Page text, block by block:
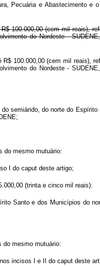
Pecuária e Abastecimento e
100.000,00 (cem mil reais),
do Nordeste -
100.000,00 (cem mil reais),
do Nordeste -
semiárido, do norte do
do mesmo mutuário:
I do caput deste artigo;
(trinta e cinco mil reais):
Santo e dos Municípios do
do mesmo mutuário:
incisos I e II do caput deste